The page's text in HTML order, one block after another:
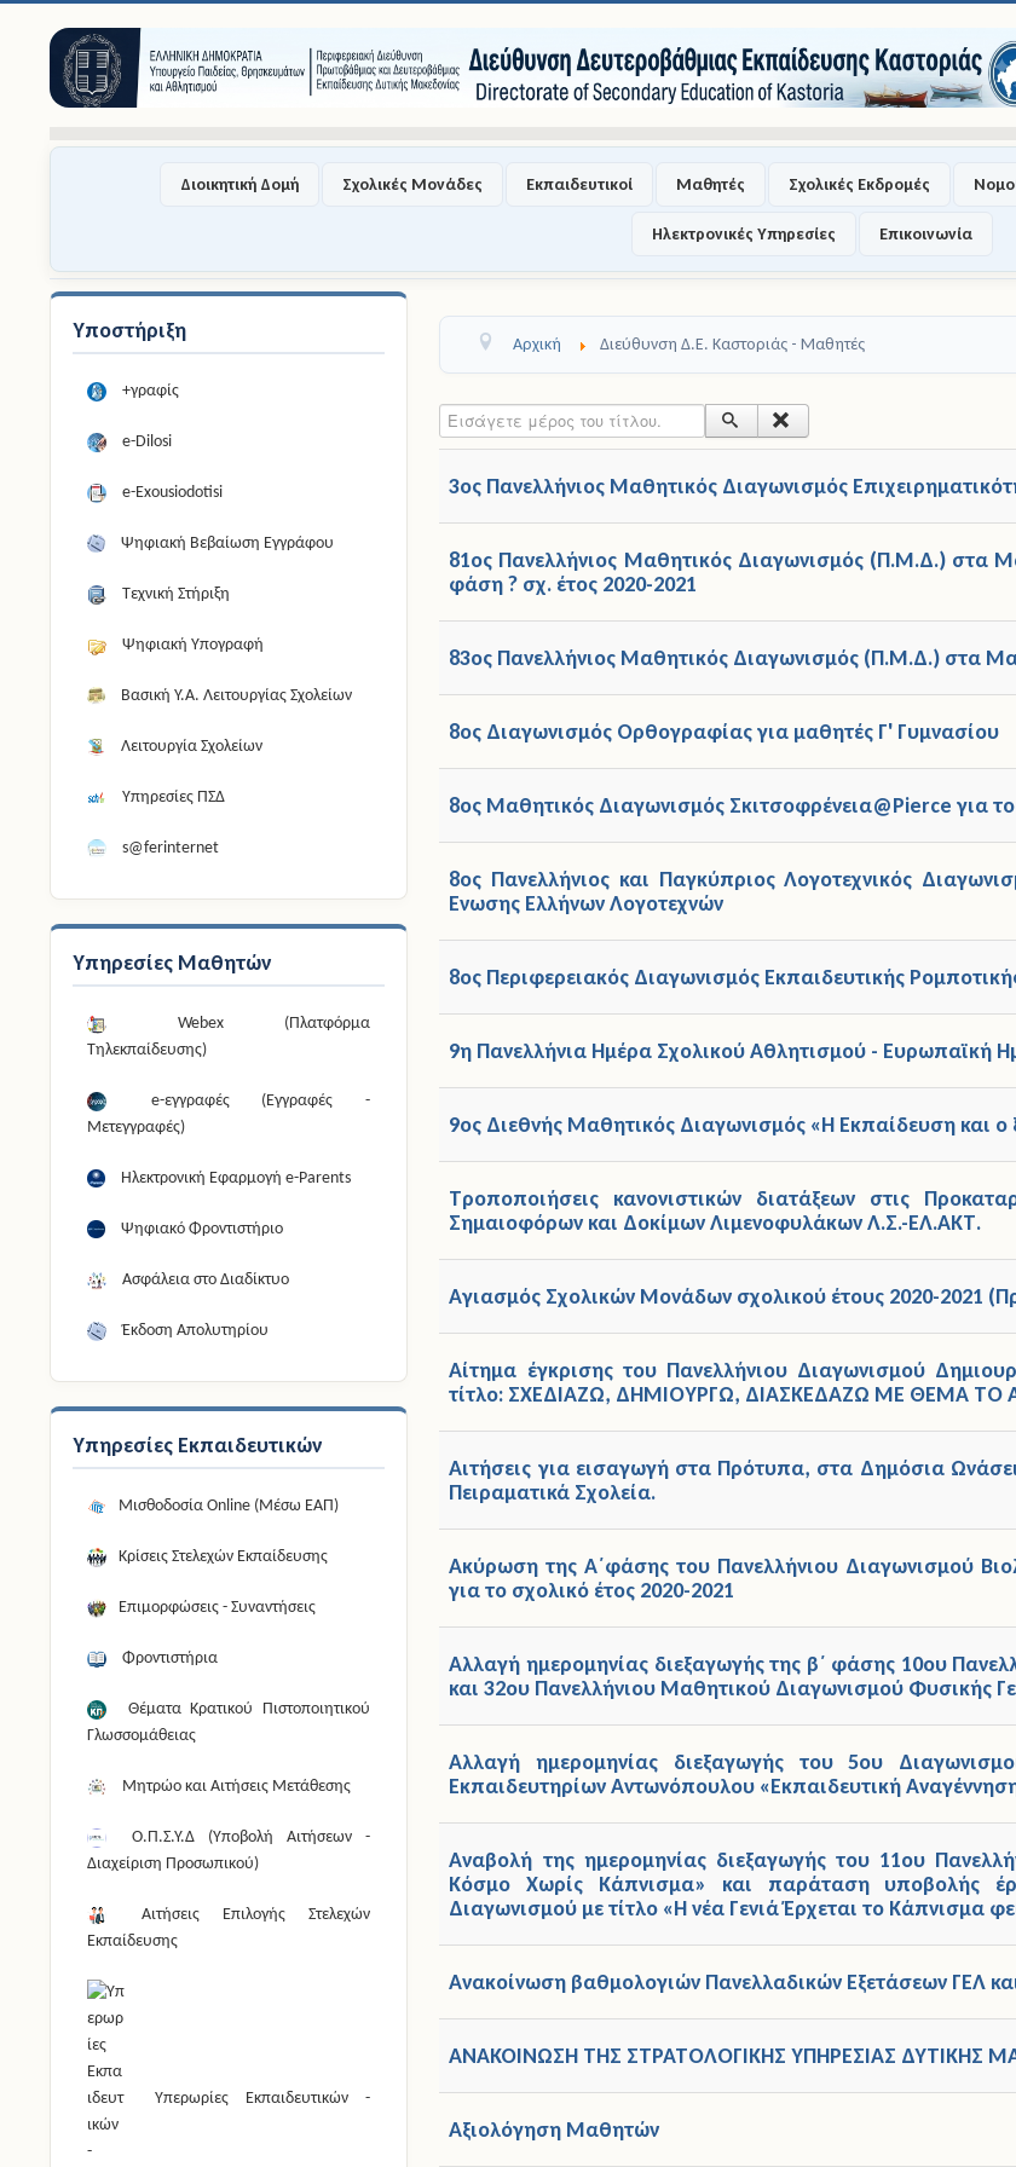
Διοικητική Δομή Σχολικές Μονάδες Εκπαιδευτικοί Μαθητές Σχολικές Εκδρομές
Ηλεκτρονικές Υπηρεσίες Επικοινωνία
Υποστήριξη
+γραφίς
e-Dilosi
e-Exousiodotisi
Ψηφιακή Βεβαίωση Εγγράφου
Τεχνική Στήριξη
Ψηφιακή Υπογραφή
Βασική Υ.Α. Λειτουργίας Σχολείων
Λειτουργία Σχολείων
Υπηρεσίες ΠΣΔ
s@ferinternet
Υπηρεσίες Μαθητών
Webex (Πλατφόρμα
Τηλεκπαίδευσης)
e-εγγραφές (Εγγραφές -
Μετεγγραφές)
Ηλεκτρονική Εφαρμογή e-Parents
Ψηφιακό Φροντιστήριο
Ασφάλεια στο Διαδίκτυο
Έκδοση Απολυτηρίου
Υπηρεσίες Εκπαιδευτικών
Μισθοδοσία Online (Μέσω ΕΑΠ)
Κρίσεις Στελεχών Εκπαίδευσης
Επιμορφώσεις - Συναντήσεις
Φροντιστήρια
Θέματα Κρατικού Πιστοποιητικού
Γλωσσομάθειας
Μητρώο και Αιτήσεις Μετάθεσης
Ο.Π.Σ.Υ.Δ (Υποβολή Αιτήσεων -
Διαχείριση Προσωπικού)
Αιτήσεις Επιλογής Στελεχών
Εκπαίδευσης
Υπερωρίες Εκπαιδευτικών -
Αρχική Διεύθυνση Δ.Ε. Καστοριάς - Μαθητές
Εισάγετε μέρος του τίτλου.
3ος Πανελλήνιος Μαθητικός Διαγωνισμός
81ος Πανελλήνιος Μαθητικός Διαγωνισμός (Π.Μ.Δ.)
φάση ? σχ. έτος 2020-2021
83ος Πανελλήνιος Μαθητικός Διαγωνισμός (Π.Μ.Δ.) στα
8ος Διαγωνισμός Ορθογραφίας για μαθητές Γ' Γυμνασίου
8ος Μαθητικός Διαγωνισμός Σκιτσοφρένεια@Pierce για
8ος Πανελλήνιος και Παγκύπριος Λογοτεχνικός
Ενωσης Ελλήνων Λογοτεχνών
8ος Περιφερειακός Διαγωνισμός Εκπαιδευτικής
9η Πανελλήνια Ημέρα Σχολικού Αθλητισμού - Ευρωπαϊκή
9ος Διεθνής Μαθητικός Διαγωνισμός «Η Εκπαίδευση και ο
Tροποποιήσεις κανονιστικών διατάξεων στις
Σημαιοφόρων και Δοκίμων Λιμενοφυλάκων Λ.Σ.-ΕΛ.ΑΚΤ.
Αγιασμός Σχολικών Μονάδων σχολικού έτους 2020-2021
Αίτημα έγκρισης του Πανελλήνιου Διαγωνισμού
τίτλο: ΣΧΕΔΙΑΖΩ, ΔΗΜΙΟΥΡΓΩ, ΔΙΑΣΚΕΔΑΖΩ ΜΕ ΘΕΜΑ ΤΟ
Αιτήσεις για εισαγωγή στα Πρότυπα, στα Δημόσια
Πειραματικά Σχολεία.
Ακύρωση της Α΄φάσης του Πανελλήνιου Διαγωνισμού
για το σχολικό έτος 2020-2021
Αλλαγή ημερομηνίας διεξαγωγής της β΄ φάσης 10ου
και 32ου Πανελλήνιου Μαθητικού Διαγωνισμού Φυσικής
Αλλαγή ημερομηνίας διεξαγωγής του 5ου
Εκπαιδευτηρίων Αντωνόπουλου «Εκπαιδευτική
Αναβολή της ημερομηνίας διεξαγωγής του 11ου
Κόσμο Χωρίς Κάπνισμα» και παράταση υποβολής
Διαγωνισμού με τίτλο «Η νέα Γενιά Έρχεται το Κάπνισμα
Ανακοίνωση βαθμολογιών Πανελλαδικών Εξετάσεων ΓΕΛ
ΑΝΑΚΟΙΝΩΣΗ ΤΗΣ ΣΤΡΑΤΟΛΟΓΙΚΗΣ ΥΠΗΡΕΣΙΑΣ ΔΥΤΙΚΗΣ
Αξιολόγηση Μαθητών